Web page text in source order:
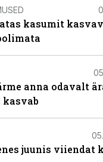
kasumit
anna odavalt
juunis viiendat